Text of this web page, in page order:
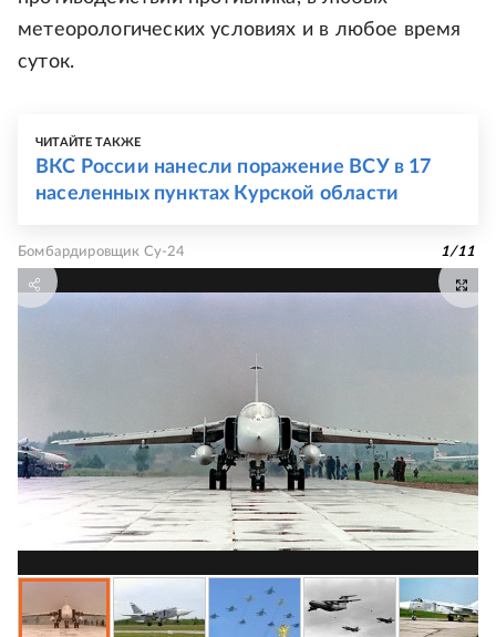
метеорологических условиях и в любое время
суток.
ЧИТАЙТЕ ТАКЖЕ
ВКС России нанесли поражение ВСУ в 17
населенных пунктах Курской области
Бомбардировщик Су-24 1/11